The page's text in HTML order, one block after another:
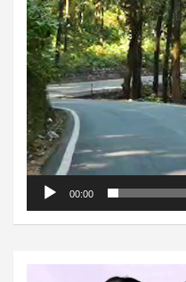
00:00